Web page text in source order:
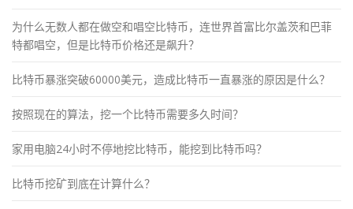
为什么无数人都在做空和唱空比特币，连世界首富比尔盖茨和巴菲
特都唱空，但是比特币价格还是飙升？
比特币暴涨突破60000美元，造成比特币一直暴涨的原因是什么？
按照现在的算法，挖一个比特币需要多久时间？
家用电脑24小时不停地挖比特币，能挖到比特币吗？
比特币挖矿到底在计算什么？